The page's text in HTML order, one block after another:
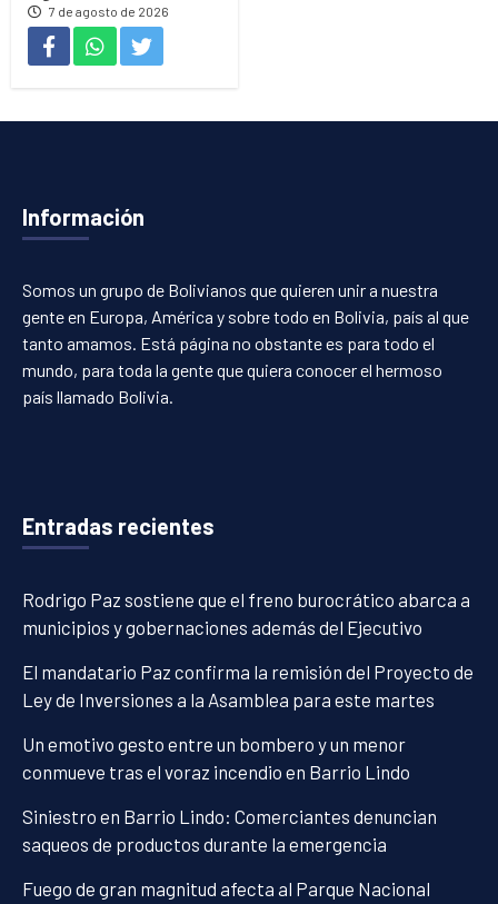
7 de agosto de 2026
Información
Somos un grupo de Bolivianos que quieren unir a nuestra
gente en Europa, América y sobre todo en Bolivia, país al que
tanto amamos. Está página no obstante es para todo el
mundo, para toda la gente que quiera conocer el hermoso
país llamado Bolivia.
Entradas recientes
Rodrigo Paz sostiene que el freno burocrático abarca a
municipios y gobernaciones además del Ejecutivo
El mandatario Paz confirma la remisión del Proyecto de
Ley de Inversiones a la Asamblea para este martes
Un emotivo gesto entre un bombero y un menor
conmueve tras el voraz incendio en Barrio Lindo
Siniestro en Barrio Lindo: Comerciantes denuncian
saqueos de productos durante la emergencia
Fuego de gran magnitud afecta al Parque Nacional